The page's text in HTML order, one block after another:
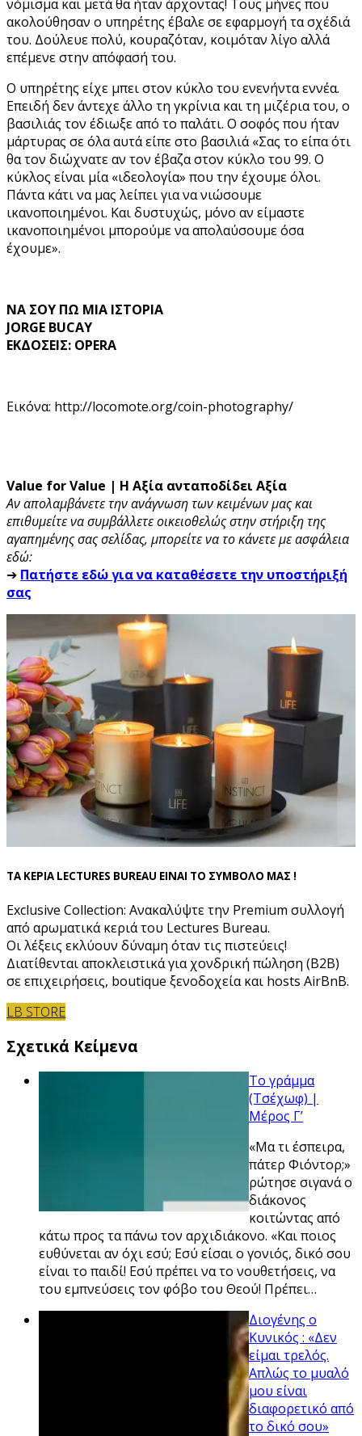
νόμισμα και μετά θα ήταν άρχοντας! Τους μήνες που
ακολούθησαν ο υπηρέτης έβαλε σε εφαρμογή τα σχέδιά
του. Δούλευε πολύ, κουραζόταν, κοιμόταν λίγο αλλά
επέμενε στην απόφασή του.
Ο υπηρέτης είχε μπει στον κύκλο του ενενήντα εννέα.
Επειδή δεν άντεχε άλλο τη γκρίνια και τη μιζέρια του, ο
βασιλιάς τον έδιωξε από το παλάτι. Ο σοφός που ήταν
μάρτυρας σε όλα αυτά είπε στο βασιλιά «Σας το είπα ότι
θα τον διώχνατε αν τον έβαζα στον κύκλο του 99. Ο
κύκλος είναι μία «ιδεολογία» που την έχουμε όλοι.
Πάντα κάτι να μας λείπει για να νιώσουμε
ικανοποιημένοι. Και δυστυχώς, μόνο αν είμαστε
ικανοποιημένοι μπορούμε να απολαύσουμε όσα
έχουμε».
ΝΑ ΣΟΥ ΠΩ ΜΙΑ ΙΣΤΟΡΙΑ
JORGE BUCAY
ΕΚΔΟΣΕΙΣ: OPERA
Εικόνα: http://locomote.org/coin-photography/
Value for Value | Η Αξία ανταποδίδει Αξία
Αν απολαμβάνετε την ανάγνωση των κειμένων μας και
επιθυμείτε να συμβάλλετε οικειοθελώς στην στήριξη της
αγαπημένης σας σελίδας, μπορείτε να το κάνετε με ασφάλεια
εδώ:
➔ Πατήστε εδώ για να καταθέσετε την υποστήριξή
σας
ΤΑ ΚΕΡΙΑ LECTURES BUREAU ΕΙΝΑΙ ΤΟ ΣΥΜΒΟΛΟ ΜΑΣ !
Exclusive Collection: Ανακαλύψτε την Premium συλλογή
από αρωματικά κεριά του Lectures Bureau.
Οι λέξεις εκλύουν δύναμη όταν τις πιστεύεις!
Διατίθενται αποκλειστικά για χονδρική πώληση (B2B)
σε επιχειρήσεις, boutique ξενοδοχεία και hosts AirBnB.
LB STORE
Σχετικά Κείμενα
Το γράμμα
(Τσέχωφ) |
Μέρος Γ’
«Mα τι έσπειρα,
πάτερ Φιόντορ;»
ρώτησε σιγανά ο
διάκονος
κοιτώντας από
κάτω προς τα πάνω τον αρχιδιάκονο. «Και ποιος
ευθύνεται αν όχι εσύ; Εσύ είσαι ο γονιός, δικό σου
είναι το παιδί! Εσύ πρέπει να το νουθετήσεις, να
του εμπνεύσεις τον φόβο του Θεού! Πρέπει…
Διογένης ο
Κυνικός : «Δεν
είμαι τρελός.
Απλώς το μυαλό
μου είναι
διαφορετικό από
το δικό σου»